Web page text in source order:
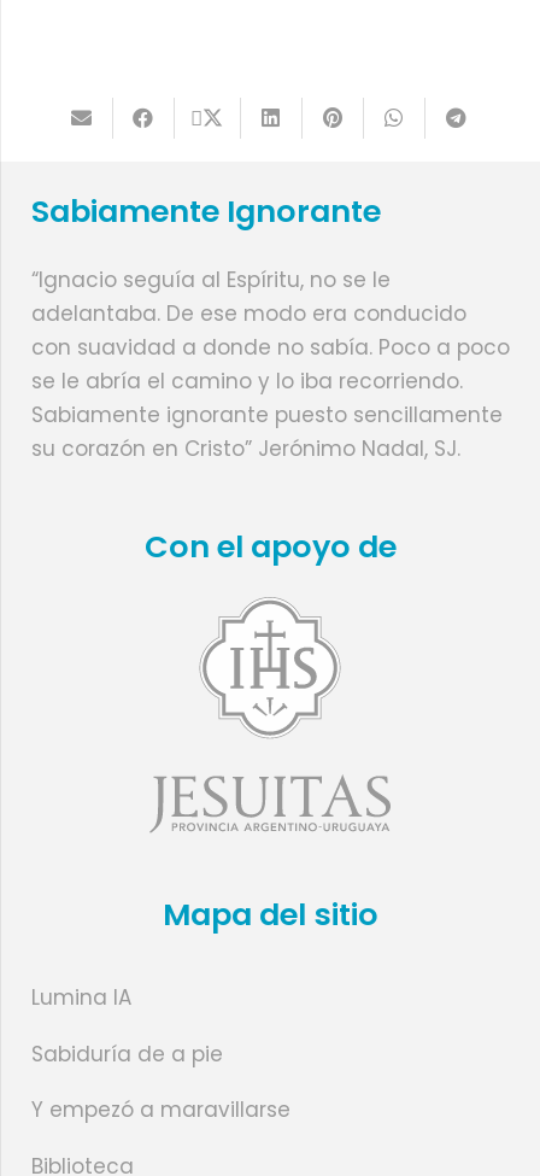
Sabiamente Ignorante
“Ignacio seguía al Espíritu, no se le
adelantaba. De ese modo era conducido
con suavidad a donde no sabía. Poco a poco
se le abría el camino y lo iba recorriendo.
Sabiamente ignorante puesto sencillamente
su corazón en Cristo” Jerónimo Nadal, SJ.
Con el apoyo de
Mapa del sitio
Lumina IA
Sabiduría de a pie
Y empezó a maravillarse
Biblioteca